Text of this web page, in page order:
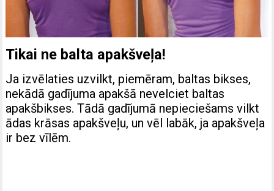
Tikai ne balta apakšveļa!
Ja izvēlaties uzvilkt, piemēram, baltas bikses,
nekādā gadījuma apakšā nevelciet baltas
apakšbikses. Tādā gadījumā nepieciešams vilkt
ādas krāsas apakšveļu, un vēl labāk, ja apakšveļa
ir bez vīlēm.